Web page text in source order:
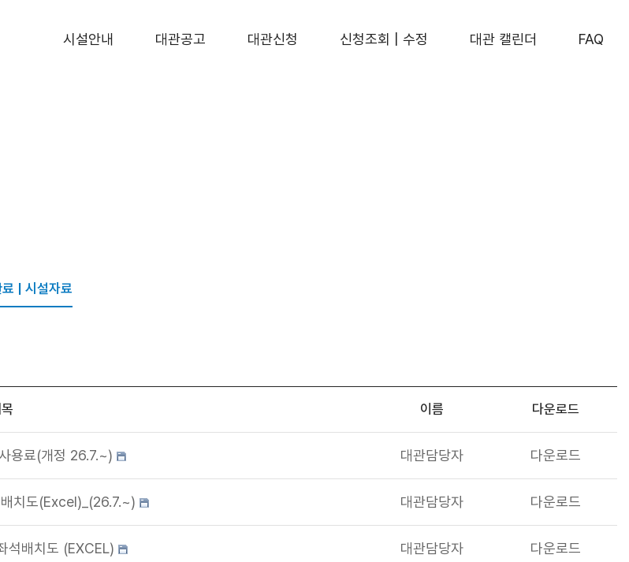
시설안내 대관공고 대관신청 신청조회 | 수정 대관 캘린더 FAQ
료 | 시설자료
이름 다운로드
용료(개정 26.7.~) 대관담당자 다운로드
치도(Excel)_(26.7.~) 대관담당자 다운로드
석배치도 (EXCEL) 대관담당자 다운로드